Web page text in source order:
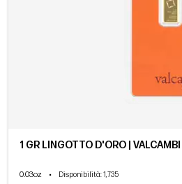
1 GR LINGOTTO D'ORO | VALCAMBI
0.03oz • Disponibilità: 1,735